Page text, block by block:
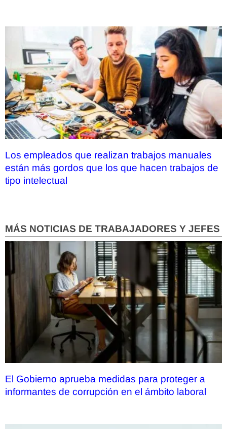
Los empleados que realizan trabajos manuales
están más gordos que los que hacen trabajos de
tipo intelectual
MÁS NOTICIAS DE TRABAJADORES Y JEFES
El Gobierno aprueba medidas para proteger a
informantes de corrupción en el ámbito laboral